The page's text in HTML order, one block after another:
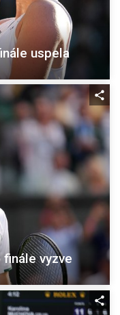
uspela
finále vyzve